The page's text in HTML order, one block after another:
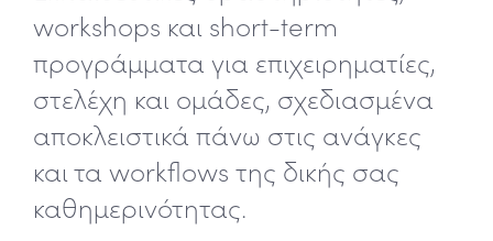
workshops και short-term
προγράμματα για επιχειρηματίες,
στελέχη και ομάδες, σχεδιασμένα
αποκλειστικά πάνω στις ανάγκες
και τα workflows της δικής σας
καθημερινότητας.